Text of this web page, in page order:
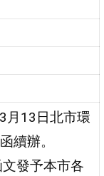
月13日北市環
續辦。
發予本市各